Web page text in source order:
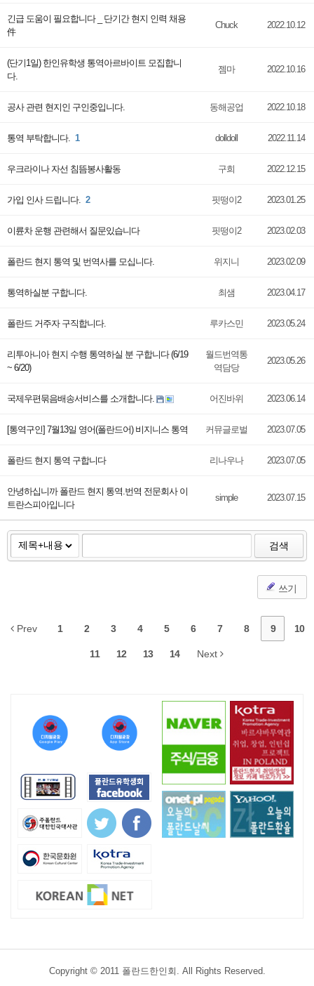
긴급 도움이 필요합니다 _ 단기간 현지 인력 채용
件
Chuck 2022.10.12
(단기1일) 한인유학생 통역아르바이트 모집합니
다.
젬마 2022.10.16
공사 관련 현지인 구인중입니다. 동해공업 2022.10.18
통역 부탁합니다. 1 dolldoll 2022.11.14
우크라이나 자선 침뜸봉사활동 구희 2022.12.15
가입 인사 드립니다. 2 핏떵이2 2023.01.25
이륜차 운행 관련해서 질문있습니다 핏떵이2 2023.02.03
폴란드 현지 통역 및 번역사를 모십니다. 위지니 2023.02.09
통역하실분 구합니다. 최샘 2023.04.17
폴란드 거주자 구직합니다. 루카스민 2023.05.24
리투아니아 현지 수행 통역하실 분 구합니다 (6/19
~ 6/20)
월드번역통
역담당
2023.05.26
국제우편묶음배송서비스를 소개합니다. 어진바위 2023.06.14
[통역구인] 7월13일 영어(폴란드어) 비지니스 통역 커뮤글로벌 2023.07.05
폴란드 현지 통역 구합니다 리나우나 2023.07.05
안녕하십니까 폴란드 현지 통역.번역 전문회사 이
트란스피아입니다
simple 2023.07.15
검색
쓰기
Prev 1 2 3 4 5 6 7 8 9 10
11 12 13 14 Next
Copyright © 2011 폴란드한인회. All Rights Reserved.